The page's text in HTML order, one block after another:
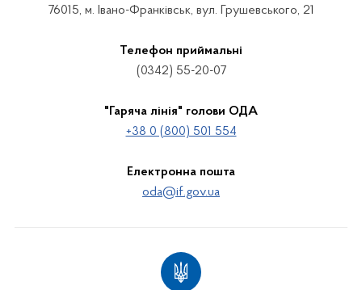
76015, м. Івано-Франківськ, вул. Грушевського, 21
Телефон приймальні
(0342) 55-20-07
"Гаряча лінія" голови ОДА
+38 0 (800) 501 554
Електронна пошта
oda@if.gov.ua